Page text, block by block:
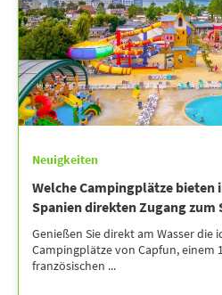
Neuigkeiten
Welche Campingplätze bieten
Spanien direkten Zugang zum
Genießen Sie direkt am Wasser die
Campingplätze von Capfun, einem
französischen ...